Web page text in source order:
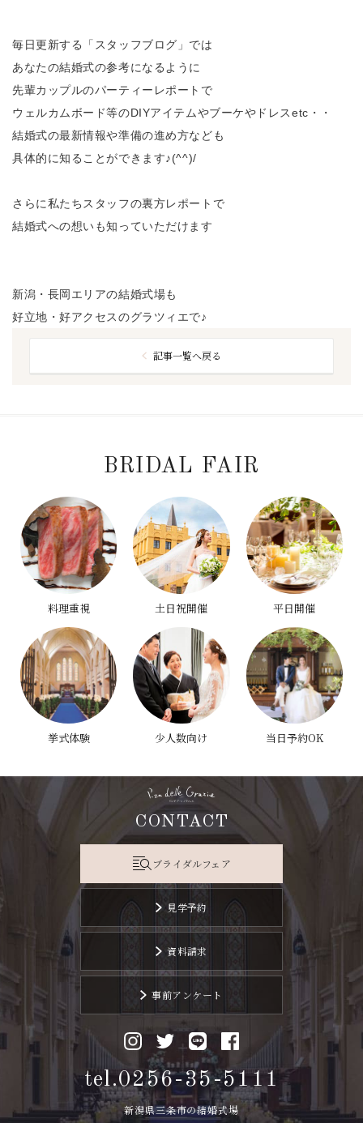
毎日更新する「スタッフブログ」では
あなたの結婚式の参考になるように
先輩カップルのパーティーレポートで
ウェルカムボード等のDIYアイテムやブーケやドレスetc・・
結婚式の最新情報や準備の進め方なども
具体的に知ることができます♪(^^)/
さらに私たちスタッフの裏方レポートで
結婚式への想いも知っていただけます
新潟・長岡エリアの結婚式場も
好立地・好アクセスのグラツィエで♪
記事一覧へ戻る
BRIDAL FAIR
料理重視 土日祝開催 平日開催
挙式体験 少人数向け 当日予約OK
CONTACT
ブライダルフェア
見学予約
資料請求
事前アンケート
tel.0256-35-5111
新潟県三条市の結婚式場